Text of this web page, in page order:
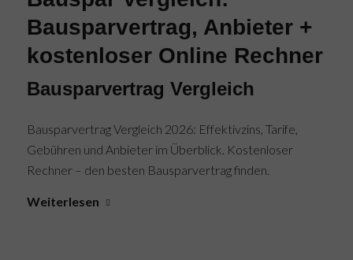
Bausparvertrag, Anbieter +
kostenloser Online Rechner
Bausparvertrag Vergleich
Bausparvertrag Vergleich 2026: Effektivzins, Tarife,
Gebühren und Anbieter im Überblick. Kostenloser
Rechner – den besten Bausparvertrag finden.
Weiterlesen